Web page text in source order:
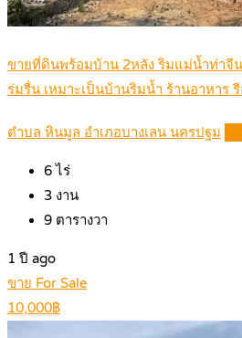
ขายที่ดินพร้อมบ้าน 2หลัง ริมแม่น้ำท่าจี
ร่มรื่น เหมาะเป็นบ้านริมน้ำ ร้านอาหาร
ตำบล หินมูล อำเภอบางเลน นครปฐม
6ไร่
3 งาน
9 ตารางวา
1 ปี ago
ขาย For Sale
10,000฿